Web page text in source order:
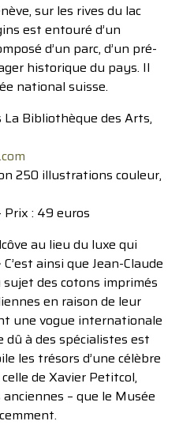
sur les rives du lac
est entouré d’un
d’un parc, d’un pré-
historique du pays. Il
national suisse.
Bibliothèque des Arts,
250 illustrations couleur,
Prix : 49 euros
au lieu du luxe qui
ainsi que Jean-Claude
sujet des cotons imprimés
en raison de leur
une vogue internationale
dû à des spécialistes est
les trésors d’une célèbre
de Xavier Petitcol,
– que le Musée